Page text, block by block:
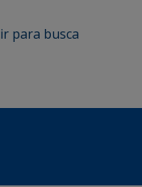
ir para busca